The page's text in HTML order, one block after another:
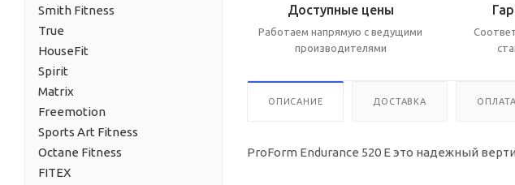
Smith Fitness
True
HouseFit
Spirit
Matrix
Freemotion
Sports Art Fitness
Octane Fitness
FITEX
Доступные цены
Работаем напрямую с ведущими
производителями
ОПИСАНИЕ ДОСТАВКА ОПЛАТА
ProForm Endurance 520 E это надежный